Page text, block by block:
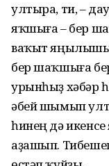
ултыра, ти, –
яҡшыға – бер
ваҡыт
бер шаҡшыға
урынһыҙ хәбәр
әбей шымып
һинең дә
аҙашып.